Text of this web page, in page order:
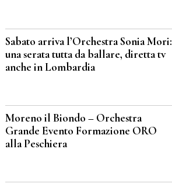
Sabato arriva l’Orchestra Sonia Mori:
una serata tutta da ballare, diretta tv
anche in Lombardia
Moreno il Biondo – Orchestra
Grande Evento Formazione ORO
alla Peschiera